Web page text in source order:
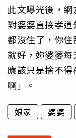
此文曝光後，
對婆婆直接孝
都沒住了，你
就好，妳婆婆
應該只是捨不
啊」。
娘家 婆婆